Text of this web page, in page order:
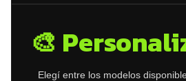
🎨
Elegí entre los modelos